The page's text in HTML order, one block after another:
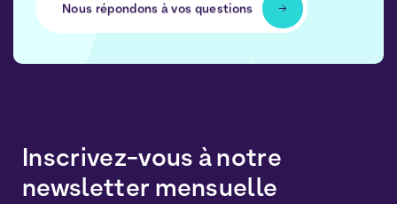
Nous répondons à vos questions
Inscrivez-vous à notre
newsletter mensuelle